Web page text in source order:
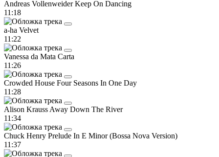
Andreas VollenweiderKeep On Dancing
11:18
a-ha Velvet
11:22
Vanessa da Mata Carta
11:26
Crowded House Four Seasons In One Day
11:28
Alison Krauss Away Down The River
11:34
Chuck Henry Prelude In E Minor (Bossa Nova Version)
11:37